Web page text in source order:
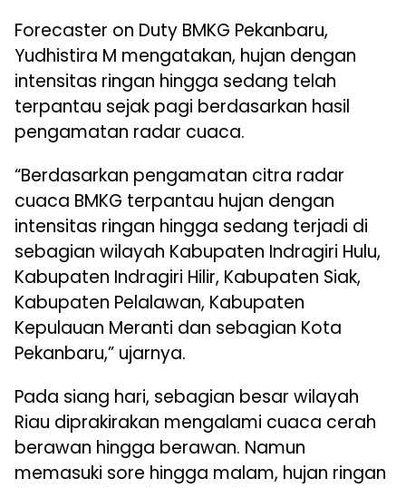
Forecaster on Duty BMKG Pekanbaru,
Yudhistira M mengatakan, hujan dengan
intensitas ringan hingga sedang telah
terpantau sejak pagi berdasarkan hasil
pengamatan radar cuaca.
“Berdasarkan pengamatan citra radar
cuaca BMKG terpantau hujan dengan
intensitas ringan hingga sedang terjadi di
sebagian wilayah Kabupaten Indragiri Hulu,
Kabupaten Indragiri Hilir, Kabupaten Siak,
Kabupaten Pelalawan, Kabupaten
Kepulauan Meranti dan sebagian Kota
Pekanbaru,” ujarnya.
Pada siang hari, sebagian besar wilayah
Riau diprakirakan mengalami cuaca cerah
berawan hingga berawan. Namun
memasuki sore hingga malam, hujan ringan